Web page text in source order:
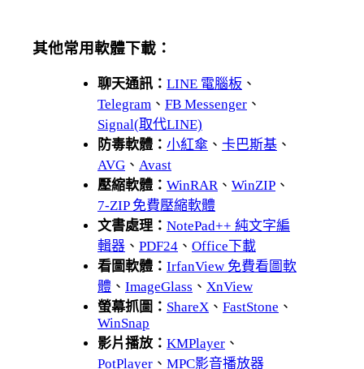
其他常用軟體下載：
聊天通訊： LINE 電腦板 、
Telegram 、 FB Messenger 、
Signal(取代LINE)
防毒軟體： 小紅傘 、 卡巴斯基 、
AVG 、 Avast
壓縮軟體： WinRAR、 WinZIP 、
7-ZIP 免費壓縮軟體
文書處理： NotePad++ 純文字編
輯器 、 PDF24 、 Office下載
看圖軟體： IrfanView 免費看圖軟
體 、 ImageGlass 、 XnView
螢幕抓圖： ShareX 、 FastStone 、
WinSnap
影片播放： KMPlayer 、
PotPlayer 、 MPC影音播放器